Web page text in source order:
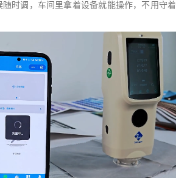
随时调，车间里拿着设备就能操作，不用守着